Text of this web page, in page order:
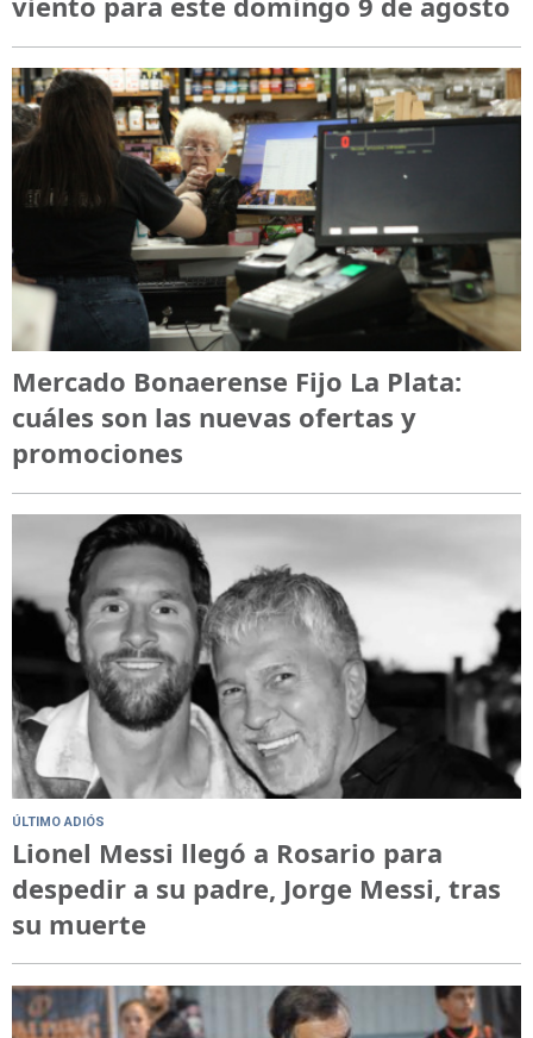
Mercado Bonaerense Fijo La Plata:
cuáles son las nuevas ofertas y
promociones
ÚLTIMO ADIÓS
Lionel Messi llegó a Rosario para
despedir a su padre, Jorge Messi, tras
su muerte